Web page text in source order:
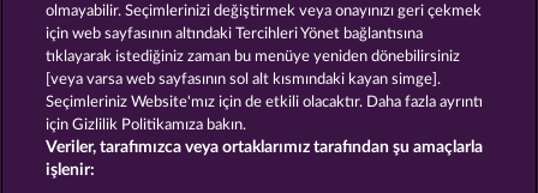
Bütün oyunları göster
Hüküm ve Koşullar Gizlilik Beyanı Künye
Şirket SSS Facebook
olmayabilir. Seçimlerinizi değiştirmek veya onayınızı geri çekmek
için web sayfasının altındaki Tercihleri Yönet bağlantısına
tıklayarak istediğiniz zaman bu menüye yeniden dönebilirsiniz
[veya varsa web sayfasının sol alt kısmındaki kayan simge].
Seçimleriniz Website'mız için de etkili olacaktır. Daha fazla ayrıntı
için Gizlilik Politikamıza bakın.
Veriler, tarafımızca veya ortaklarımız tarafından şu amaçlarla
işlenir: